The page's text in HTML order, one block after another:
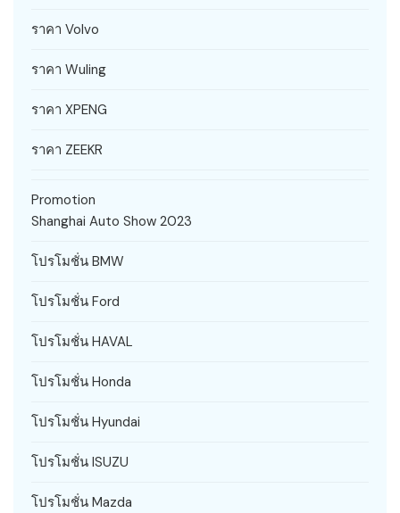
ราคา Volvo
ราคา Wuling
ราคา XPENG
ราคา ZEEKR
Promotion
Shanghai Auto Show 2023
โปรโมชั่น BMW
โปรโมชั่น Ford
โปรโมชั่น HAVAL
โปรโมชั่น Honda
โปรโมชั่น Hyundai
โปรโมชั่น ISUZU
โปรโมชั่น Mazda